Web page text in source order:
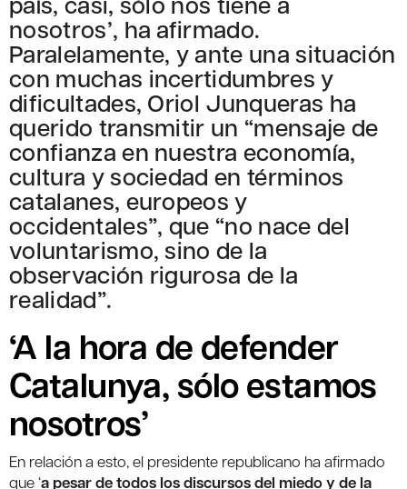
nosotros’, ha afirmado.
Paralelamente, y ante una situación
con muchas incertidumbres y
dificultades, Oriol Junqueras ha
querido transmitir un “mensaje de
confianza en nuestra economía,
cultura y sociedad en términos
catalanes, europeos y
occidentales”, que “no nace del
voluntarismo, sino de la
observación rigurosa de la
realidad”.
‘A la hora de defender
Catalunya, sólo estamos
nosotros’
En relación a esto, el presidente republicano ha afirmado
que ‘a pesar de todos los discursos del miedo y de la